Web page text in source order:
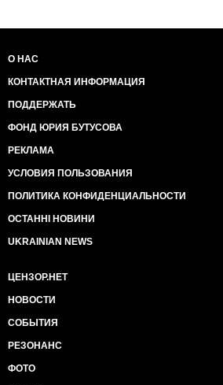
О НАС
КОНТАКТНАЯ ИНФОРМАЦИЯ
ПОДДЕРЖАТЬ
ФОНД ЮРИЯ БУТУСОВА
РЕКЛАМА
УСЛОВИЯ ПОЛЬЗОВАНИЯ
ПОЛИТИКА КОНФИДЕНЦИАЛЬНОСТИ
ОСТАННІ НОВИНИ
UKRAINIAN NEWS
ЦЕНЗОР.НЕТ
НОВОСТИ
СОБЫТИЯ
РЕЗОНАНС
ФОТО